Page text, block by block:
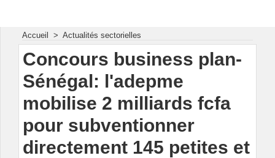
Accueil > Actualités sectorielles
Concours business plan-
Sénégal: l'adepme
mobilise 2 milliards fcfa
pour subventionner
directement 145 petites et